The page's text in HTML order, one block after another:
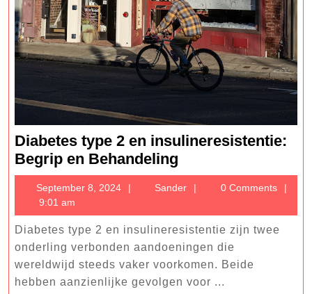
Diabetes type 2 en insulineresistentie:
Begrip en Behandeling
type
2
en
Begrip
en
Behandeling
September 8, 2024
September
2024
Sander Sander0 Comments
9:01 am
Diabetes type 2 en insulineresistentie zijn twee
onderling verbonden aandoeningen die
wereldwijd steeds vaker voorkomen. Beide
hebben aanzienlijke gevolgen voor ...